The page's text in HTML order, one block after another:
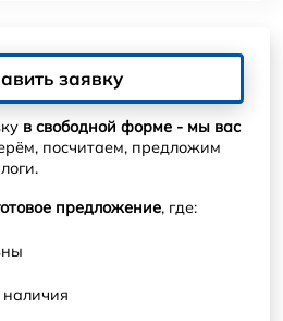
заявку
в свободной форме - мы вас
посчитаем, предложим
предложение, где: